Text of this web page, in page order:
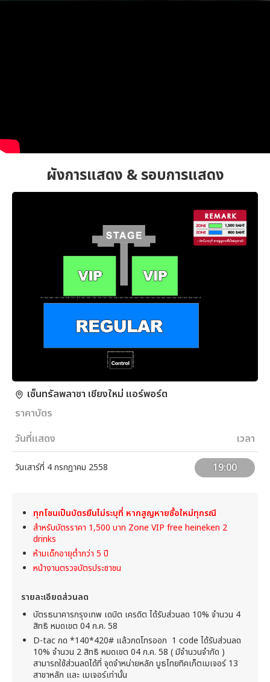
ผังการแสดง & รอบการแสดง
เซ็นทรัลพลาซา เชียงใหม่ แอร์พอร์ต
ราคาบัตร
วันที่แสดง
เวลา
วันเสาร์ที่ 4 กรกฎาคม 2558 19:00
ทุกโซนเป็นบัตรยืนไม่ระบุที่ หากสูญหายซื้อใหม่ทุกรณี
สำหรับบัตรราคา 1,500 บาท Zone VIP free heineken 2
drinks
ห้ามเด็กอายุต่ำกว่า 5 ปี
หน้างานตรวจบัตรประชาชน
รายละเอียดส่วนลด
บัตรธนาคารกรุงเทพ เดบิต เครดิต ได้รับส่วนลด 10% จำนวน 4
สิทธิ หมดเขต 04 ก.ค. 58
D-tac กด *140*420# แล้วกดโทรออก 1 code ได้รับส่วนลด
10% จำนวน 2 สิทธิ หมดเขต 04 ก.ค. 58 ( มีจำนวนจำกัด )
สามารถใช้ส่วนลดได้ที่ จุดจำหน่ายหลัก บูธไทยทิคเก็ตเมเจอร์ 13
สาขาหลัก และ เมเจอร์เท่านั้น